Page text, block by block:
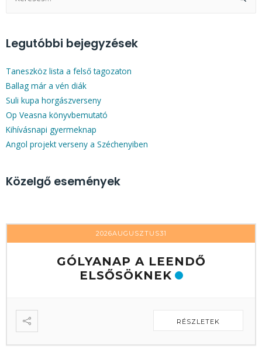
Legutóbbi bejegyzések
Taneszköz lista a felső tagozaton
Ballag már a vén diák
Suli kupa horgászverseny
Op Veasna könyvbemutató
Kihívásnapi gyermeknap
Angol projekt verseny a Széchenyiben
Közelgő események
2026AUGUSZTUS31
GÓLYANAP A LEENDŐ
ELSŐSÖKNEK
RÉSZLETEK